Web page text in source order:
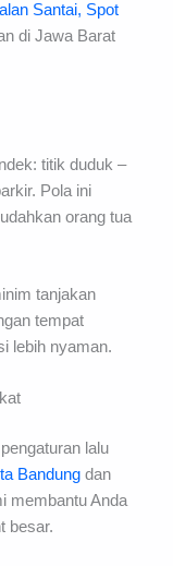
Santai, Spot
di Jawa Barat
titik duduk –
Pola ini
orang tua
tanjakan
tempat
lebih nyaman.
lalu
Bandung dan
membantu Anda
besar.